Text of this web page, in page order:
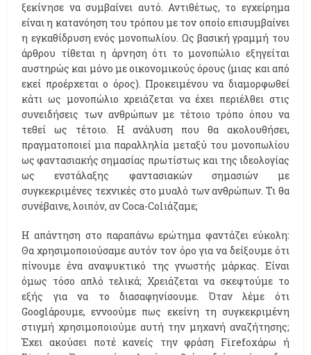
ξεκίνησε να συμβαίνει αυτό. Αντιθέτως, το εγχείρημα
είναι η κατανόηση του τρόπου με τον οποίο επισυμβαίνει
η εγκαθίδρυση ενός μονοπωλίου. Ως βασική γραμμή του
άρθρου τίθεται η άρνηση ότι το μονοπώλιο εξηγείται
αυστηρώς και μόνο με οικονομικούς όρους (μιας και από
εκεί προέρχεται ο όρος). Προκειμένου να διαμορφωθεί
κάτι ως μονοπώλιο χρειάζεται να έχει περιέλθει στις
συνειδήσεις των ανθρώπων με τέτοιο τρόπο όπου να
τεθεί ως τέτοιο. Η ανάλυση που θα ακολουθήσει,
πραγματοποιεί μια παραλληλία μεταξύ του μονοπωλίου
ως φαντασιακής σημασίας πρωτίστως και της ιδεολογίας
ως ενστάλαξης φαντασιακών σημασιών με
συγκεκριμένες τεχνικές στο μυαλό των ανθρώπων. Τι θα
συνέβαινε, λοιπόν, αν Coca-Colιάζαμε;
Η απάντηση στο παραπάνω ερώτημα φαντάζει εύκολη:
Θα χρησιμοποιούσαμε αυτόν τον όρο για να δείξουμε ότι
πίνουμε ένα αναψυκτικό της γνωστής μάρκας. Είναι
όμως τόσο απλό τελικά; Χρειάζεται να σκεφτούμε το
εξής για να το διασαφηνίσουμε. Όταν λέμε ότι
Googlάρουμε, εννοούμε πως εκείνη τη συγκεκριμένη
στιγμή χρησιμοποιούμε αυτή την μηχανή αναζήτησης;
Έχει ακούσει ποτέ κανείς την φράση Firefoxάρω ή